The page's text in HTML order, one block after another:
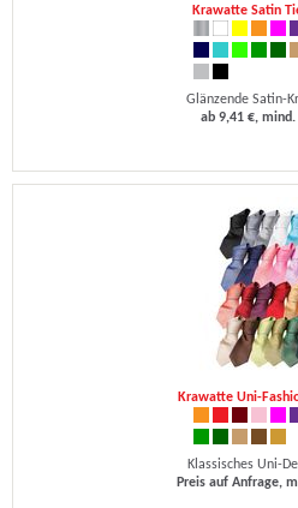
Krawatte Satin
Glänzende Satin-
ab 9,41 €,
Krawatte Uni-
Klassisches Uni-
Preis auf Anfrage,